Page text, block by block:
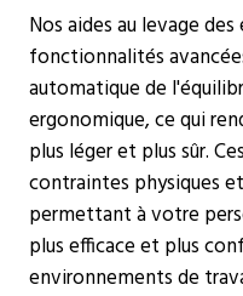
Nos aides au levage
fonctionnalités
automatique de
ergonomique, ce qui
plus léger et plus sûr.
contraintes physiques
permettant à votre
plus efficace et plus
environnements de